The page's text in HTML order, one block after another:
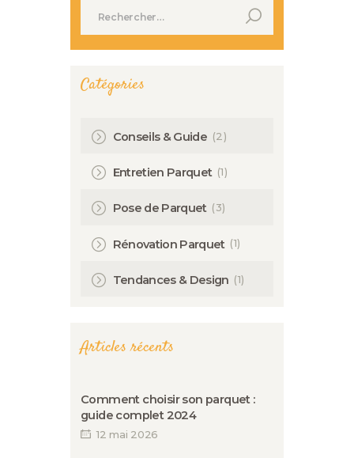
Catégories
Conseils & Guide (2)
Entretien Parquet (1)
Pose de Parquet (3)
Rénovation Parquet (1)
Tendances & Design (1)
Articles récents
Comment choisir son parquet :
guide complet 2024
12 mai 2026